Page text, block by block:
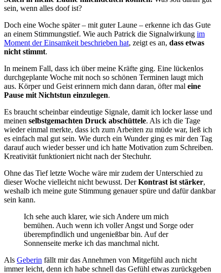
sein, wenn alles doof ist?
Doch eine Woche später – mit guter Laune – erkenne ich das Gute
an einem Stimmungstief. Wie auch Patrick die Signalwirkung im
Moment der Einsamkeit beschrieben hat, zeigt es an, dass etwas
nicht stimmt.
In meinem Fall, dass ich über meine Kräfte ging. Eine lückenlos
durchgeplante Woche mit noch so schönen Terminen laugt mich
aus. Körper und Geist erinnern mich dann daran, öfter mal eine
Pause mit Nichtstun einzulegen.
Es braucht scheinbar eindeutige Signale, damit ich locker lasse und
meinen selbstgemachten Druck abschüttele. Als ich die Tage
wieder einmal merkte, dass ich zum Arbeiten zu müde war, ließ ich
es einfach mal gut sein. Wie durch ein Wunder ging es mir den Tag
darauf auch wieder besser und ich hatte Motivation zum Schreiben.
Kreativität funktioniert nicht nach der Stechuhr.
Ohne das Tief letzte Woche wäre mir zudem der Unterschied zu
dieser Woche vielleicht nicht bewusst. DerKontrast ist stärker,
weshalb ich meine gute Stimmung genauer spüre und dafür dankbar
sein kann.
Ich sehe auch klarer, wie sich Andere um mich
bemühen. Auch wenn ich voller Angst und Sorge oder
überempfindlich und ungenießbar bin. Auf der
Sonnenseite merke ich das manchmal nicht.
Als Geberin fällt mir das Annehmen von Mitgefühl auch nicht
immer leicht, denn ich habe schnell das Gefühl etwas zurückgeben